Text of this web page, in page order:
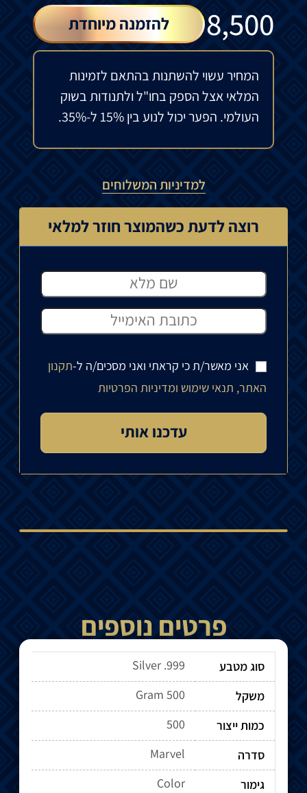
8,500
₪ להזמנה מיוחדת
המחיר עשוי להשתנות בהתאם לזמינות
המלאי אצל הספק בחו"ל ולתנודות בשוק
העולמי. הפער יכול לנוע בין 15% ל-35%.
למדיניות המשלוחים
רוצה לדעת כשהמוצר חוזר למלאי
אני מאשר/ת כי קראתי ואני מסכים/ה ל-תקנון
האתר, תנאי שימוש ומדיניות הפרטיות
פרטים נוספים
סוג מטבע
Silver .999
משקל
500 Gram
כמות ייצור
500
סדרה
Marvel
גימור
Color